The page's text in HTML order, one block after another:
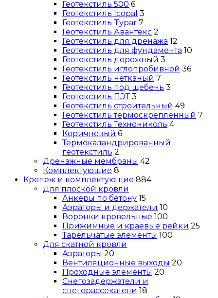
Геотекстиль 500 6
Геотекстиль Icopal 3
Геотекстиль Typar 7
Геотекстиль Авантекс 2
Геотекстиль для дренажа 12
Геотекстиль для фундамента 10
Геотекстиль дорожный 3
Геотекстиль иглопробивной 36
Геотекстиль нетканый 7
Геотекстиль под щебень 3
Геотекстиль ПЭТ 3
Геотекстиль строительный 49
Геотекстиль термоскрепленный 7
Геотекстиль Технониколь 4
Коричневый 6
Термокаландрированный
геотекстиль 2
Дренажные мембраны 42
Комплектующие 8
Крепеж и комплектующие 884
Для плоской кровли
Анкеры по бетону 15
Аэраторы и держатели 10
Воронки кровельные 100
Прижимные и краевые рейки 25
Тарельчатые элементы 100
Для скатной кровли
Аэраторы 20
Вентиляционные выходы 20
Проходные элементы 20
Снегозадержатели и
снегорассекатели 18